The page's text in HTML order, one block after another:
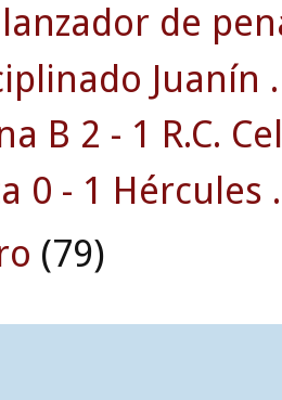
de
Juanín .
B 2 - 1 R.C.
0 - 1 Hércules .
(79)